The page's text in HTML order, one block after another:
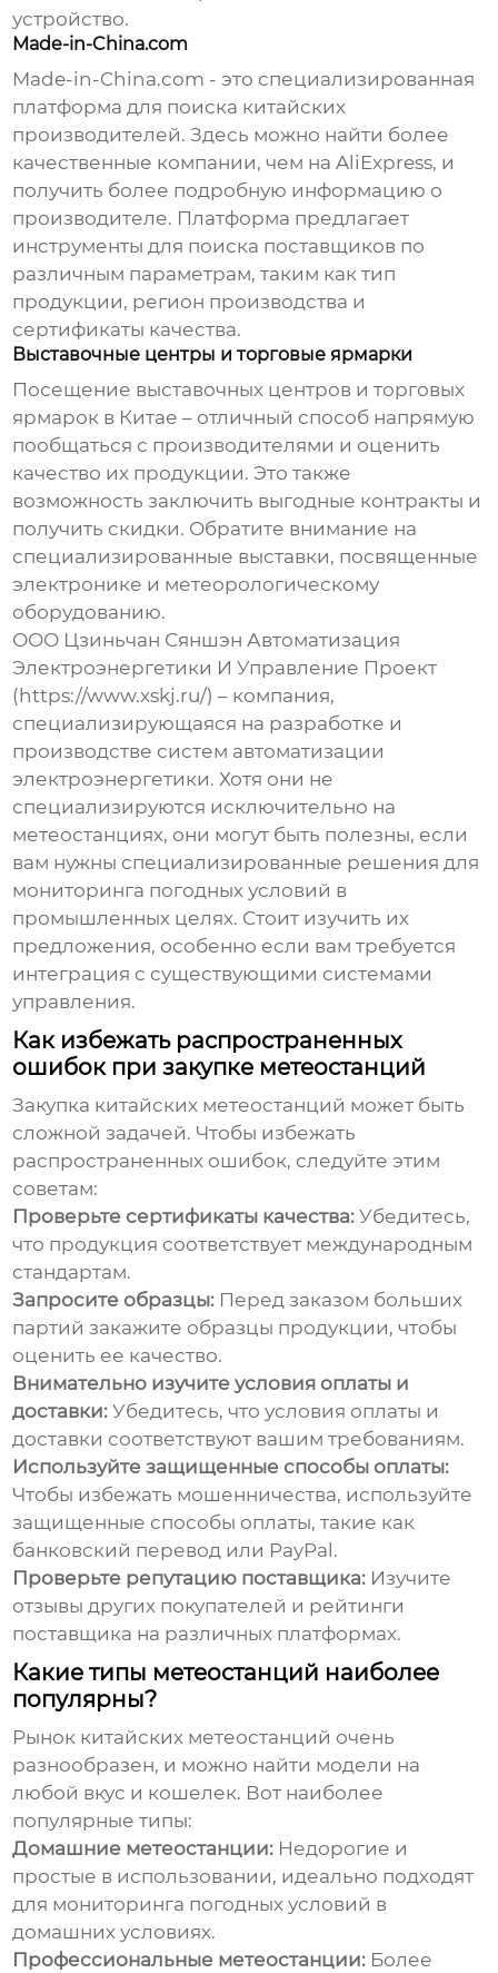
устройство.
Made-in-China.com
Made-in-China.com - это специализированная
платформа для поиска китайских
производителей. Здесь можно найти более
качественные компании, чем на AliExpress, и
получить более подробную информацию о
производителе. Платформа предлагает
инструменты для поиска поставщиков по
различным параметрам, таким как тип
продукции, регион производства и
сертификаты качества.
Выставочные центры и торговые ярмарки
Посещение выставочных центров и торговых
ярмарок в Китае – отличный способ напрямую
пообщаться с производителями и оценить
качество их продукции. Это также
возможность заключить выгодные контракты и
получить скидки. Обратите внимание на
специализированные выставки, посвященные
электронике и метеорологическому
оборудованию.
ООО Цзиньчан Сяншэн Автоматизация
Электроэнергетики И Управление Проект
(https://www.xskj.ru/) – компания,
специализирующаяся на разработке и
производстве систем автоматизации
электроэнергетики. Хотя они не
специализируются исключительно на
метеостанциях, они могут быть полезны, если
вам нужны специализированные решения для
мониторинга погодных условий в
промышленных целях. Стоит изучить их
предложения, особенно если вам требуется
интеграция с существующими системами
управления.
Как избежать распространенных
ошибок при закупке метеостанций
Закупка китайских метеостанций может быть
сложной задачей. Чтобы избежать
распространенных ошибок, следуйте этим
советам:
Проверьте сертификаты качества: Убедитесь,
что продукция соответствует международным
стандартам.
Запросите образцы: Перед заказом больших
партий закажите образцы продукции, чтобы
оценить ее качество.
Внимательно изучите условия оплаты и
доставки: Убедитесь, что условия оплаты и
доставки соответствуют вашим требованиям.
Используйте защищенные способы оплаты:
Чтобы избежать мошенничества, используйте
защищенные способы оплаты, такие как
банковский перевод или PayPal.
Проверьте репутацию поставщика: Изучите
отзывы других покупателей и рейтинги
поставщика на различных платформах.
Какие типы метеостанций наиболее
популярны?
Рынок китайских метеостанций очень
разнообразен, и можно найти модели на
любой вкус и кошелек. Вот наиболее
популярные типы:
Домашние метеостанции: Недорогие и
простые в использовании, идеально подходят
для мониторинга погодных условий в
домашних условиях.
Профессиональные метеостанции: Более